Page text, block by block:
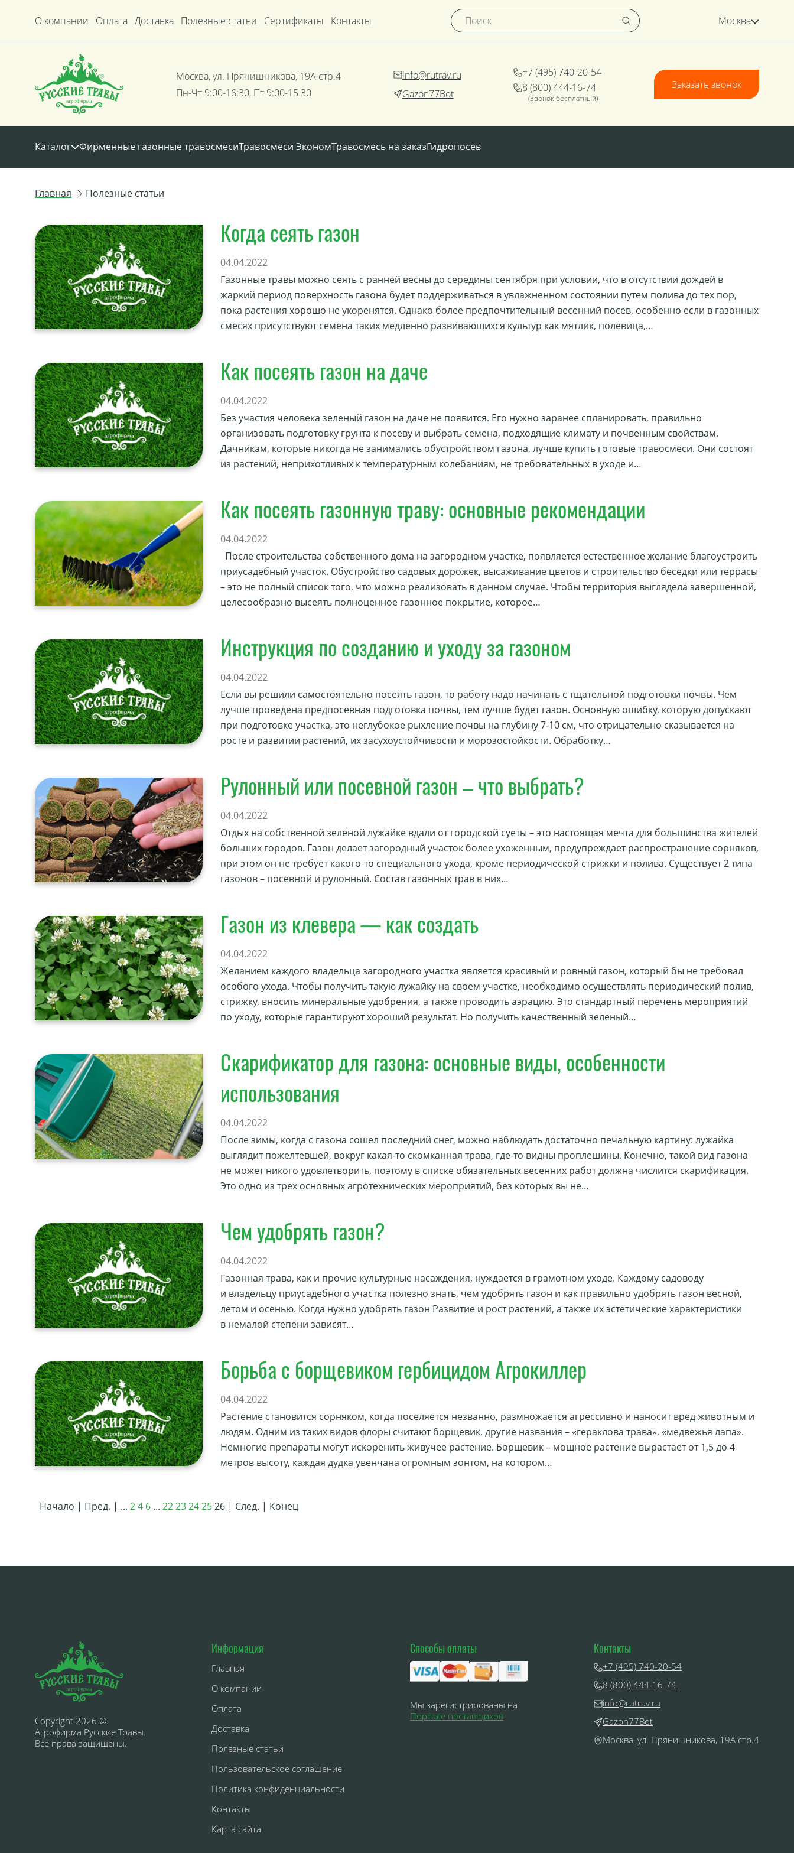
О компании Оплата Доставка Полезные статьи Сертификаты Контакты Москва
Москва, ул. Прянишникова, 19А стр.4
Пн-Чт 9:00-16:30, Пт 9:00-15.30
info@rutrav.ru
Gazon77Bot
+7 (495) 740-20-54
8 (800) 444-16-74
(Звонок бесплатный)
Заказать звонок
Каталог Фирменные газонные травосмесиТравосмеси ЭкономТравосмесь на заказГидропосев
Главная Полезные статьи
Когда сеять газон
04.04.2022
Газонные травы можно сеять с ранней весны до середины сентября при условии, что в отсутствии дождей в
жаркий период поверхность газона будет поддерживаться в увлажненном состоянии путем полива до тех пор,
пока растения хорошо не укоренятся. Однако более предпочтительный весенний посев, особенно если в газонных
смесях присутствуют семена таких медленно развивающихся культур как мятлик, полевица,…
Как посеять газон на даче
04.04.2022
Без участия человека зеленый газон на даче не появится. Его нужно заранее спланировать, правильно
организовать подготовку грунта к посеву и выбрать семена, подходящие климату и почвенным свойствам.
Дачникам, которые никогда не занимались обустройством газона, лучше купить готовые травосмеси. Они состоят
из растений, неприхотливых к температурным колебаниям, не требовательных в уходе и…
Как посеять газонную траву: основные рекомендации
04.04.2022
После строительства собственного дома на загородном участке, появляется естественное желание благоустроить
приусадебный участок. Обустройство садовых дорожек, высаживание цветов и строительство беседки или террасы
– это не полный список того, что можно реализовать в данном случае. Чтобы территория выглядела завершенной,
целесообразно высеять полноценное газонное покрытие, которое…
Инструкция по созданию и уходу за газоном
04.04.2022
Если вы решили самостоятельно посеять газон, то работу надо начинать с тщательной подготовки почвы. Чем
лучше проведена предпосевная подготовка почвы, тем лучше будет газон. Основную ошибку, которую допускают
при подготовке участка, это неглубокое рыхление почвы на глубину 7-10 см, что отрицательно сказывается на
росте и развитии растений, их засухоустойчивости и морозостойкости. Обработку…
Рулонный или посевной газон – что выбрать?
04.04.2022
Отдых на собственной зеленой лужайке вдали от городской суеты – это настоящая мечта для большинства жителей
больших городов. Газон делает загородный участок более ухоженным, предупреждает распространение сорняков,
при этом он не требует какого-то специального ухода, кроме периодической стрижки и полива. Существует 2 типа
газонов – посевной и рулонный. Состав газонных трав в них…
Газон из клевера — как создать
04.04.2022
Желанием каждого владельца загородного участка является красивый и ровный газон, который бы не требовал
особого ухода. Чтобы получить такую лужайку на своем участке, необходимо осуществлять периодический полив,
стрижку, вносить минеральные удобрения, а также проводить аэрацию. Это стандартный перечень мероприятий
по уходу, которые гарантируют хороший результат. Но получить качественный зеленый…
Скарификатор для газона: основные виды, особенности
использования
04.04.2022
После зимы, когда с газона сошел последний снег, можно наблюдать достаточно печальную картину: лужайка
выглядит пожелтевшей, вокруг какая-то скомканная трава, где-то видны проплешины. Конечно, такой вид газона
не может никого удовлетворить, поэтому в списке обязательных весенних работ должна числится скарификация.
Это одно из трех основных агротехнических мероприятий, без которых вы не…
Чем удобрять газон?
04.04.2022
Газонная трава, как и прочие культурные насаждения, нуждается в грамотном уходе. Каждому садоводу
и владельцу приусадебного участка полезно знать, чем удобрять газон и как правильно удобрять газон весной,
летом и осенью. Когда нужно удобрять газон Развитие и рост растений, а также их эстетические характеристики
в немалой степени зависят…
Борьба с борщевиком гербицидом Агрокиллер
04.04.2022
Растение становится сорняком, когда поселяется незванно, размножается агрессивно и наносит вред животным и
людям. Одним из таких видов флоры считают борщевик, другие названия – «гераклова трава», «медвежья лапа».
Немногие препараты могут искоренить живучее растение. Борщевик – мощное растение вырастает от 1,5 до 4
метров высоту, каждая дудка увенчана огромным зонтом, на котором…
Начало | Пред. | ... 24 6 ... 2223242526 | След. | Конец
Copyright 2026 ©.
Агрофирма Русские Травы.
Все права защищены.
Информация
Главная
О компании
Оплата
Доставка
Полезные статьи
Пользовательское соглашение
Политика конфиденциальности
Контакты
Карта сайта
Способы оплаты
Мы зарегистрированы на
Портале поставщиков
Контакты
+7 (495) 740-20-54
8 (800) 444-16-74
info@rutrav.ru
Gazon77Bot
Москва, ул. Прянишникова, 19А стр.4